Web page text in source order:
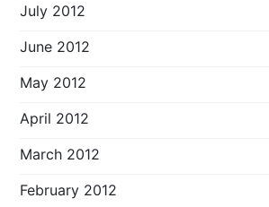
July 2012
June 2012
May 2012
April 2012
March 2012
February 2012